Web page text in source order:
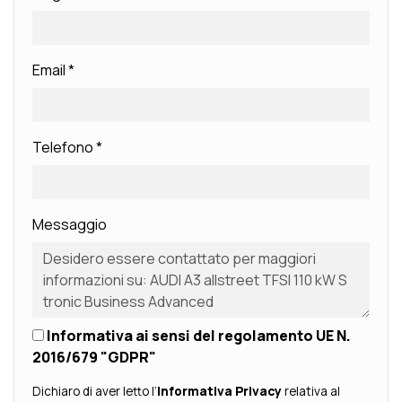
Email*
Telefono*
Messaggio
Informativa ai sensi del regolamento UE N.
2016/679 "GDPR"
Dichiaro di aver letto l’Informativa Privacyrelativa al